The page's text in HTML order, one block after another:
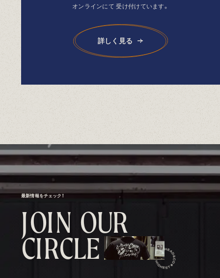
オンラインにて 受け付けています。
詳しく見る
最新情報をチェック！
JOIN OUR
CIRCLE